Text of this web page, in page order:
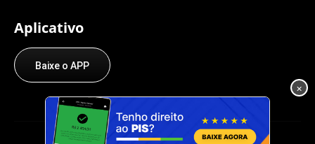
Aplicativo
Baixe o APP
×